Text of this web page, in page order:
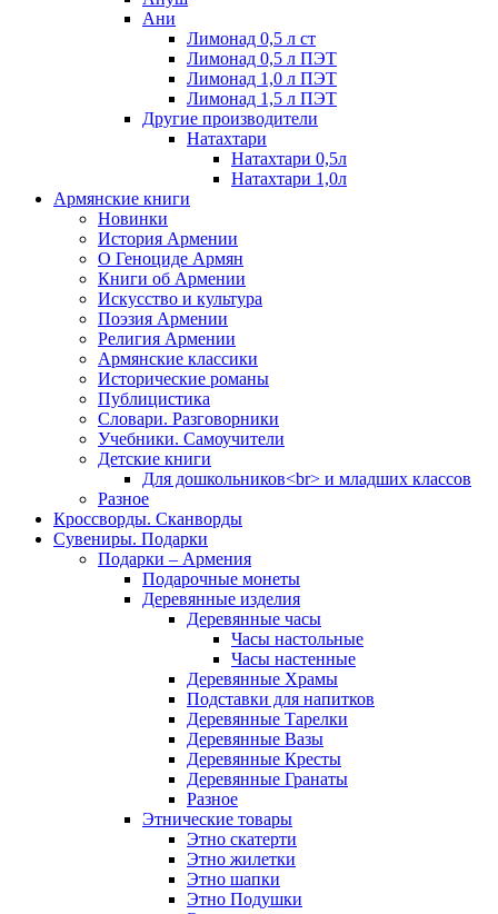
Ани
Лимонад 0,5 л ст
Лимонад 0,5 л ПЭТ
Лимонад 1,0 л ПЭТ
Лимонад 1,5 л ПЭТ
Другие производители
Натахтари
Натахтари 0,5л
Натахтари 1,0л
Армянские книги
Новинки
История Армении
О Геноциде Армян
Книги об Армении
Иcкусство и культура
Поэзия Армении
Религия Армении
Армянские классики
Исторические романы
Публицистика
Словари. Разговорники
Учебники. Самоучители
Детские книги
Для дошкольников<br> и младших классов
Разное
Кроссворды. Сканворды
Сувениры. Подарки
Подарки – Армения
Подарочные монеты
Деревянные изделия
Деревянные часы
Часы настольные
Часы настенные
Деревянные Храмы
Подставки для напитков
Деревянные Тарелки
Деревянные Вазы
Деревянные Кресты
Деревянные Гранаты
Разное
Этнические товары
Этно скатерти
Этно жилетки
Этно шапки
Этно Подушки